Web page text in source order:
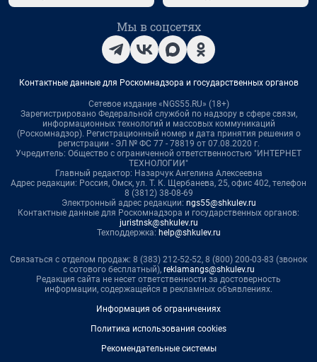
Мы в соцсетях
Контактные данные для Роскомнадзора и государственных органов
Сетевое издание «NGS55.RU» (18+)
Зарегистрировано Федеральной службой по надзору в сфере связи,
информационных технологий и массовых коммуникаций
(Роскомнадзор). Регистрационный номер и дата принятия решения о
регистрации - ЭЛ № ФС 77 - 78819 от 07.08.2020 г.
Учредитель: Общество с ограниченной ответственностью "ИНТЕРНЕТ
ТЕХНОЛОГИИ"
Главный редактор: Назарчук Ангелина Алексеевна
Адрес редакции: Россия, Омск, ул. Т. К. Щербанева, 25, офис 402, телефон
8 (3812) 38-08-69
Электронный адрес редакции: ngs55@shkulev.ru
Контактные данные для Роскомнадзора и государственных органов:
juristnsk@shkulev.ru
Техподдержка: help@shkulev.ru
Связаться с отделом продаж: 8 (383) 212-52-52, 8 (800) 200-03-83 (звонок
с сотового бесплатный), reklamangs@shkulev.ru
Редакция сайта не несет ответственности за достоверность
информации, содержащейся в рекламных объявлениях.
Информация об ограничениях
Политика использования cookies
Рекомендательные системы